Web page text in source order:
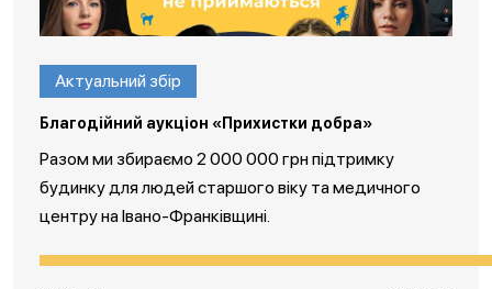
Актуальний збір
Благодійний аукціон «Прихистки добра»
Разом ми збираємо 2 000 000 грн підтримку
будинку для людей старшого віку та медичного
центру на Івано-Франківщині.